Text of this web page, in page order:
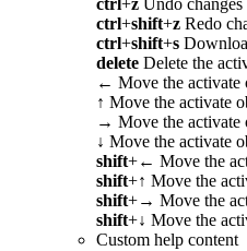
ctrl+z Undo changes
ctrl+shift+z Redo
ctrl+shift+s
delete Delete the
← Move the activate
↑ Move the activate
→ Move the activate
↓ Move the activate
shift+← Move the
shift+↑ Move the
shift+→ Move the
shift+↓ Move the
Custom help content